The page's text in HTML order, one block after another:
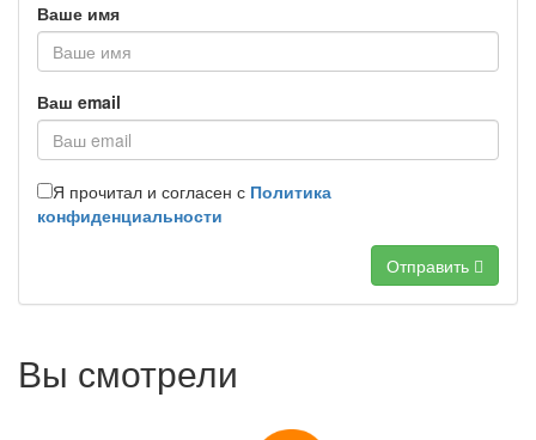
Ваше имя
Ваш email
Я прочитал и согласен с Политика
конфиденциальности
Отправить
Вы смотрели